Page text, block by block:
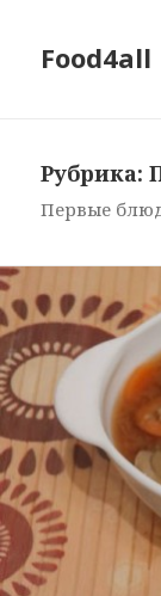
Food4all
Рубрика:
Первые